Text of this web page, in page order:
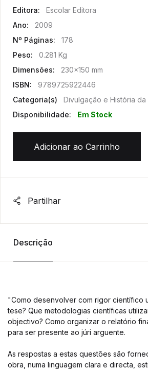
Editora:
Escolar Editora
Ano:
2009
Nº Páginas:
178
Peso:
0.281 Kg
Dimensões:
230x150 mm
ISBN:
9789725922446
Categoria(s)
Divulgação e História da
Disponibilidade:
Em Stock
Adicionar ao Carrinho
Partilhar
Descrição
"Como desenvolver com rigor científico
tese? Que metodologias científicas
objectivo? Como organizar o relatório
para ser presente ao júri arguente.
As respostas a estas questões são
obra, numa linguagem clara e directa,